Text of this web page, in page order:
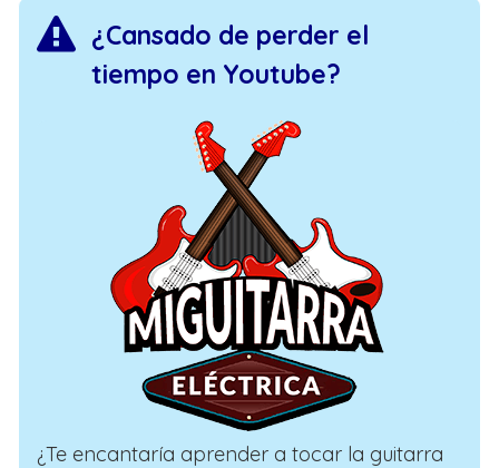
¿Cansado de perder el
tiempo en Youtube?
¿Te encantaría aprender a tocar la guitarra